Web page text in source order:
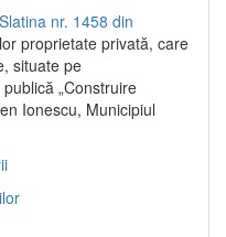
nr. 1458 din
proprietate privată, care
situate pe
„Construire
Ionescu, Municipiul